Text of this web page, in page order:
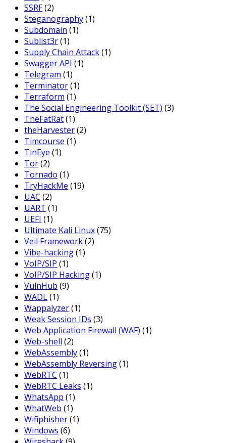
SSRF(2)
Steganography(1)
Subdomain (1)
Sublist3r(1)
Supply Chain Attack(1)
Swagger API (1)
Telegram (1)
Terminator(1)
Terraform (1)
The Social Engineering Toolkit (SET) (3)
TheFatRat(1)
theHarvester(2)
Timcourse (1)
TinEye (1)
Tor(2)
Tornado (1)
TryHackMe (19)
UAC (2)
UART (1)
UEFI (1)
Ultimate Kali Linux(75)
Veil Framework(2)
Vibe-hacking(1)
VoIP/SIP (1)
VoIP/SIP Hacking(1)
VulnHub (9)
WADL(1)
Wappalyzer(1)
Weak Session IDs (3)
Web Application Firewall (WAF) (1)
Web-shell (2)
WebAssembly(1)
WebAssembly Reversing(1)
WebRTC (1)
WebRTC Leaks (1)
WhatsApp (1)
WhatWeb (1)
Wifiphisher(1)
Windows (6)